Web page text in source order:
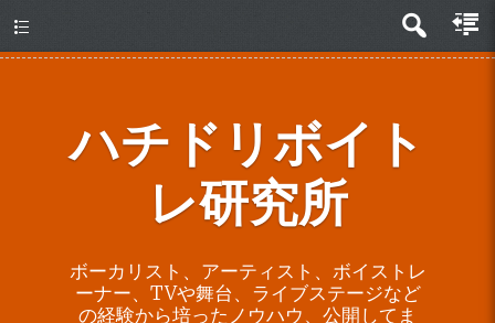
ハチドリボイト
レ研究所
ボーカリスト、アーティスト、ボイストレ
ーナー、TVや舞台、ライブステージなど
の経験から培ったノウハウ、公開してま